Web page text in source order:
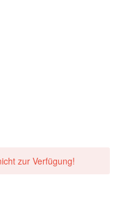
zur Verfügung!